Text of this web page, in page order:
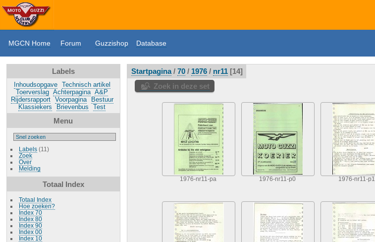
MGCN Home Forum Guzzishop Database
Labels
Inhoudsopgave
Technisch artikel
Toerverslag Achterpagina A&P
Rijdersrapport
Voorpagina
Bestuur
Klassiekers
Brievenbus Test
Menu
Labels(11)
Zoek
Over
Melding
Totaal Index
Totaal Index
Hoe zoeken?
Index 70
Index 80
Index 90
Index 00
Index 10
Startpagina/ 70/ 1976/ nr11 14
Zoek in deze set
1976-nr11-pa 1976-nr11-p0 1976-nr11-p1